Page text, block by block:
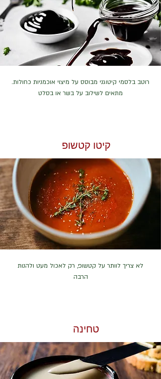
רוטב בלסמי קיטוגני מבוסס על מיצוי אוכמניות כחולות.
מתאים לשילוב על בשר או בסלט
קיטו קטשופ
לא צריך לוותר על קטשופ, רק לאכול מעט ולהנות
הרבה
טחינה